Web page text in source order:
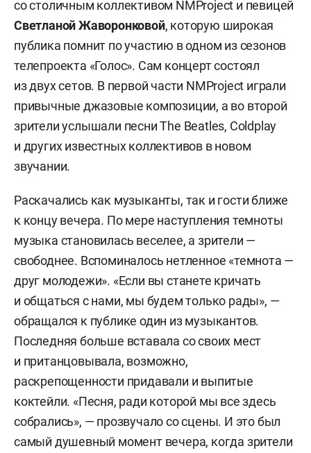
со столичным коллективом NMProject и певицей
Светланой Жаворонковой, которую широкая
публика помнит по участию в одном из сезонов
телепроекта «Голос». Сам концерт состоял
из двух сетов. В первой части NMProject играли
привычные джазовые композиции, а во второй
зрители услышали песни The Beatles, Coldplay
и других известных коллективов в новом
звучании.
Раскачались как музыканты, так и гости ближе
к концу вечера. По мере наступления темноты
музыка становилась веселее, а зрители —
свободнее. Вспоминалось нетленное «темнота —
друг молодежи». «Если вы станете кричать
и общаться с нами, мы будем только рады», —
обращался к публике один из музыкантов.
Последняя больше вставала со своих мест
и пританцовывала, возможно,
раскрепощенности придавали и выпитые
коктейли. «Песня, ради которой мы все здесь
собрались», — прозвучало со сцены. И это был
самый душевный момент вечера, когда зрители